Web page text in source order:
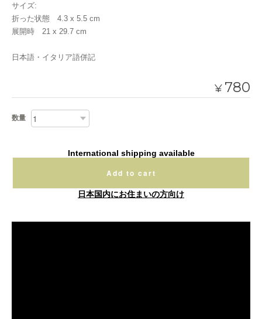
サイズ:
折った状態 4.3 x 5.5 cm
展開時 21 x 29.7 cm
日本語・イタリア語併記
¥ 780
数量
International shipping available
Add to cart
日本国内にお住まいの方向け